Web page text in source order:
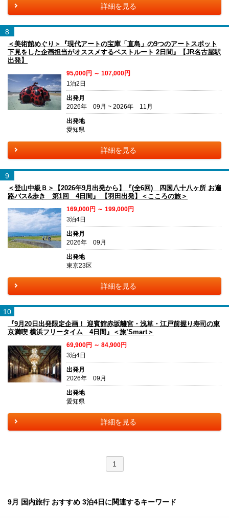
詳細を見る
8
＜美術館めぐり＞『現代アートの宝庫「直島」の9つのアートスポット
下見をした企画担当がオススメするベストルート 2日間』【JR名古屋駅
出発】
95,000円 ～ 107,000円
1泊2日
出発月
2026年 09月 ~ 2026年 11月
出発地
愛知県
詳細を見る
9
＜登山中級Ｂ＞【2026年9月出発から】『(全6回) 四国八十八ヶ所 お遍
路バス&歩き 第1回 4日間』 【羽田出発】＜こころの旅＞
169,000円 ～ 199,000円
3泊4日
出発月
2026年 09月
出発地
東京23区
詳細を見る
10
『9月20日出発限定企画！ 迎賓館赤坂離宮・浅草・江戸前握り寿司の東
京満喫 横浜フリータイム 4日間』＜旅’Smart＞
69,900円 ～ 84,900円
3泊4日
出発月
2026年 09月
出発地
愛知県
詳細を見る
1
9月 国内旅行 おすすめ 3泊4日に関連するキーワード